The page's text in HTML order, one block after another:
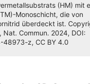
(HM) mit
Monoschicht, die von
überdeckt ist.
Nat. Commun. 2024, DOI:
z, CC BY 4.0